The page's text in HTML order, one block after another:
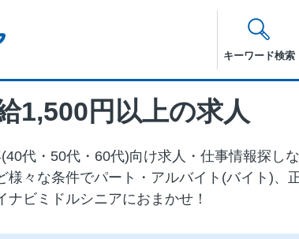
キーワード検索
1,500円以上の求人
代・50代・60代)向け求⼈・仕事情報探し
々な条件でパート・アルバイト(バイト)、
ビミドルシニアにおまかせ！